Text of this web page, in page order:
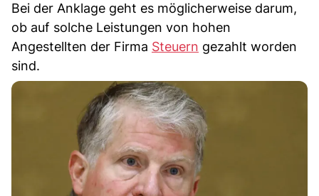
Bei der Anklage geht es möglicherweise darum,
ob auf solche Leistungen von hohen
Angestellten der Firma Steuern gezahlt worden
sind.